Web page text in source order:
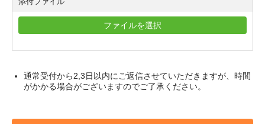
ファイルを選択
通常受付から2,3日以内にご返信させていただきますが、時間
がかかる場合がございますのでご了承ください。